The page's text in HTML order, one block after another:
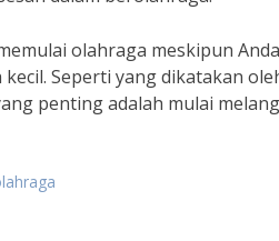
olahraga meskipun
Seperti yang dikatakan
penting adalah mulai